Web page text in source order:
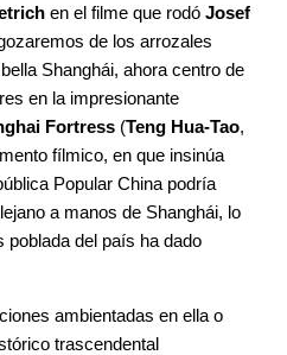
en el filme que rodó Josef
de los arrozales
Shanghái, ahora centro de
en la impresionante
Fortress (Teng Hua-Tao,
fílmico, en que insinúa
Popular China podría
a manos de Shanghái, lo
poblada del país ha dado
ambientadas en ella o
trascendental